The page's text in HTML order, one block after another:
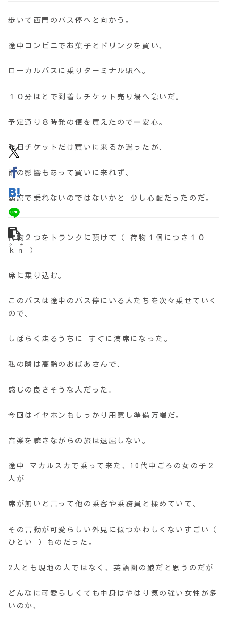
歩いて西門のバス停へと向かう。
途中コンビニでお菓子とドリンクを買い、
ローカルバスに乗りターミナル駅へ。
１０分ほどで到着しチケット売り場へ急いだ。
予定通り８時発の便を買えたので一安心。
昨日チケットだけ買いに来るか迷ったが、
雨の影響もあって買いに来れず、
満席で乗れないのではないかと 少し心配だったのだ。
荷物２つをトランクに預けて（ 荷物１個につき１０
ｋｎ
クーナ
）
席に乗り込む。
このバスは途中のバス停にいる人たちを次々乗せていく
ので、
しばらく走るうちに すぐに満席になった。
私の隣は高齢のおばあさんで、
感じの良さそうな人だった。
今回はイヤホンもしっかり用意し準備万端だ。
音楽を聴きながらの旅は退屈しない。
途中 マカルスカで乗って来た、10代中ごろの女の子２
人が
席が無いと言って他の乗客や乗務員と揉めていて、
その言動が可愛らしい外見に似つかわしくないすごい（
ひどい ）ものだった。
2人とも現地の人ではなく、英語圏の娘だと思うのだが
どんなに可愛らしくても中身はやはり気の強い女性が多
いのか、